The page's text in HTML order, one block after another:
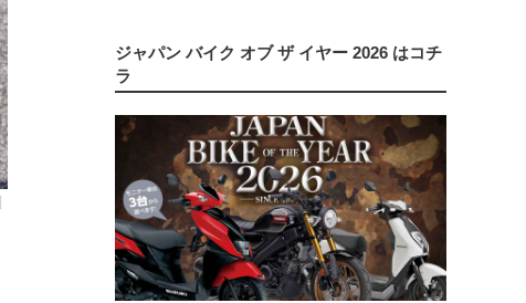
ジャパン バイク オブ ザ イヤー 2026 はコチ
ラ